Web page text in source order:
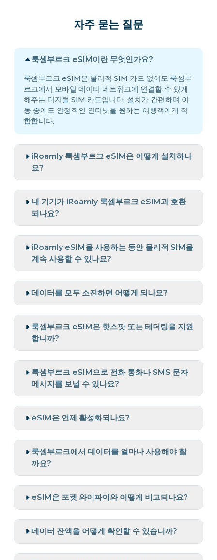
자주 묻는 질문
룩셈부르크 eSIM이란 무엇인가요?
룩셈부르크 eSIM은 물리적 SIM 카드 없이도 룩셈부
르크에서 모바일 데이터 네트워크에 연결할 수 있게
해주는 디지털 SIM 카드입니다. 설치가 간편하며 이
동 중에도 안정적인 인터넷을 원하는 여행객에게 적
합합니다.
iRoamly 룩셈부르크 eSIM은 어떻게 설치하나
요?
내 기기가 iRoamly 룩셈부르크 eSIM과 호환
되나요?
iRoamly eSIM을 사용하는 동안 물리적 SIM을
계속 사용할 수 있나요?
데이터를 모두 소진하면 어떻게 되나요?
룩셈부르크 eSIM은 핫스팟 또는 테더링을 지원
합니까?
룩셈부르크 eSIM으로 전화 통화나 SMS 문자
메시지를 보낼 수 있나요?
eSIM은 언제 활성화되나요?
룩셈부르크에서 데이터를 얼마나 사용해야 할
까요?
eSIM은 포켓 와이파이와 어떻게 비교되나요?
데이터 잔액을 어떻게 확인할 수 있습니까?